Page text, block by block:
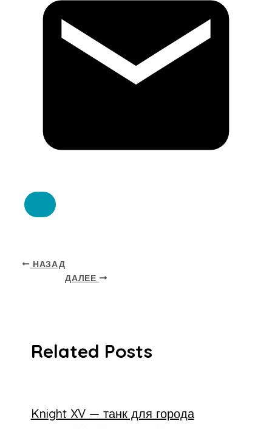
НАЗАД
ДАЛЕЕ
Related Posts
Knight XV — танк для города